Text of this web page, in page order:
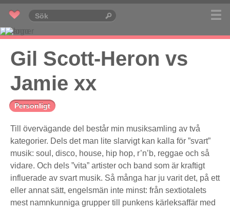
Gil Scott-Heron vs
Jamie xx
Personligt
Till övervägande del består min musiksamling av två
kategorier. Dels det man lite slarvigt kan kalla för ”svart”
musik: soul, disco, house, hip hop, r’n’b, reggae och så
vidare. Och dels ”vita” artister och band som är kraftigt
influerade av svart musik. Så många har ju varit det, på ett
eller annat sätt, engelsmän inte minst: från sextiotalets
mest namnkunniga grupper till punkens kärleksaffär med